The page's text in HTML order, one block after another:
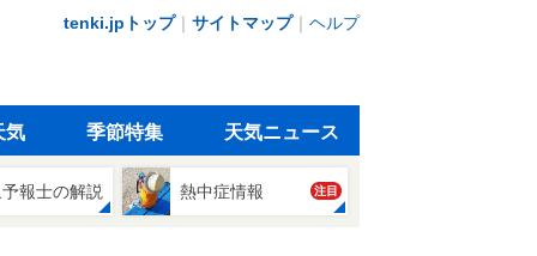
tenki.jpトップ｜ サイトマップ｜ ヘルプ
気 季節特集 天気ニュース
報士の解説 熱中症情報 注目